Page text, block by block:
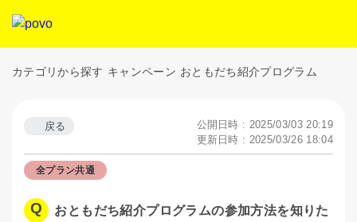
カテゴリから探す キャンペーン おともだち紹介プログラム
戻る
公開日時 : 2025/03/03 20:19
更新日時 : 2025/03/26 18:04
全プラン共通
おともだち紹介プログラムの参加方法を知りた